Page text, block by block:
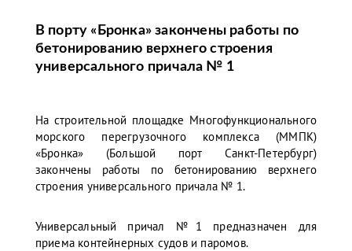
В порту «Бронка» закончены работы по
бетонированию верхнего строения
универсального причала № 1
На строительной площадке Многофункционального
морского перегрузочного комплекса (ММПК)
«Бронка» (Большой порт Санкт-Петербург)
закончены работы по бетонированию верхнего
строения универсального причала № 1.
Универсальный причал №1 предназначен для
приема контейнерных судов и паромов.